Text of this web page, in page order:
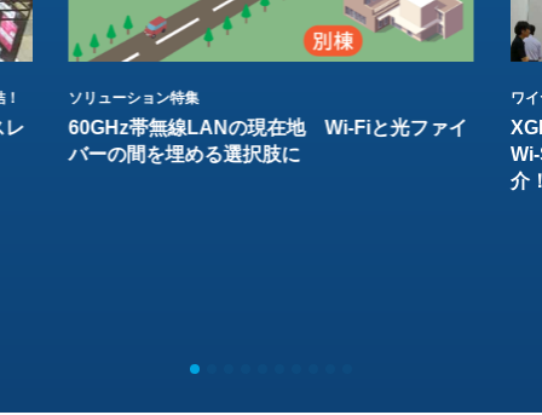
レ
ソリューション特集
60GHz帯無線LANの現在地 Wi-Fiと光ファイ
バーの間を埋める選択肢に
ワ
介